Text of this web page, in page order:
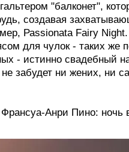
"балконет",
создавая
Раssionаtа Fairy
для чулок - таких же
- истинно свадебный
не забудет ни жених, ни
Анри Пино: ночь